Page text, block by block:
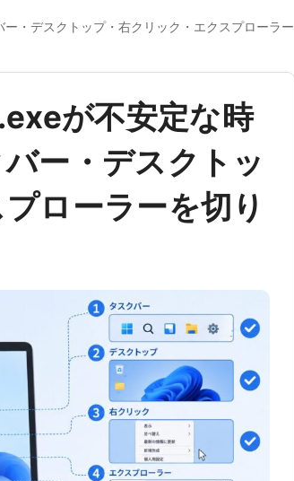
・デスクトップ・右クリック・エクスプローラー
が不安定な時
ー・デスクトッ
ローラーを切り